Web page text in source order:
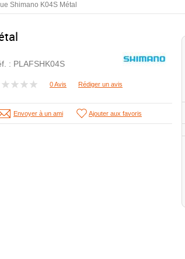
Shimano K04S Métal
: PLAFSHK04S
0 Avis Rédiger un avis
Envoyer à un ami Ajouter aux favoris